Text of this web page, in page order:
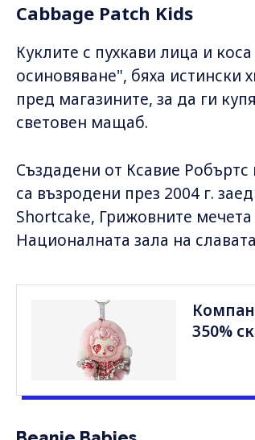
Cabbage Patch Kids
Куклите с пухкави лица и
осиновяване", бяха истински
пред магазините, за да ги
световен мащаб.
Създадени от Ксавие
са възродени през 2004 г.
Shortcake, Грижовните
Националната зала на
350%